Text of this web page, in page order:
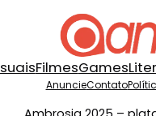
FilmesGames
AnuncieContato